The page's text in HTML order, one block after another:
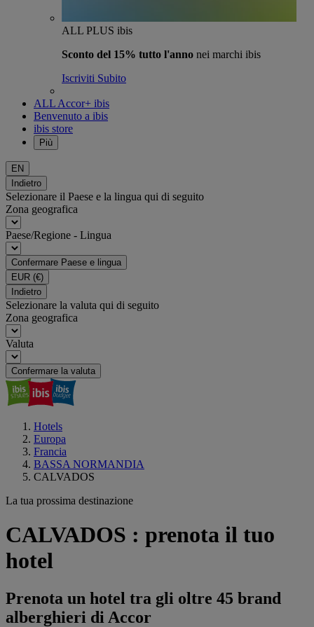
ALL PLUS ibis
Sconto del 15% tutto l'anno nei marchi ibis
Iscriviti Subito
ALL Accor+ ibis
Benvenuto a ibis
ibis store
Più
EN
Indietro
Selezionare il Paese e la lingua qui di seguito
Zona geografica
Paese/Regione - Lingua
Confermare Paese e lingua
EUR (€)
Indietro
Selezionare la valuta qui di seguito
Zona geografica
Valuta
Confermare la valuta
Hotels
Europa
Francia
BASSA NORMANDIA
CALVADOS
La tua prossima destinazione
CALVADOS : prenota il tuo
hotel
Prenota un hotel tra gli oltre 45 brand
alberghieri di Accor